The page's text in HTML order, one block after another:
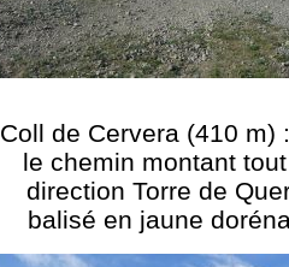
Coll de Cervera (410 m)
le chemin montant
direction Torre de
balisé en jaune